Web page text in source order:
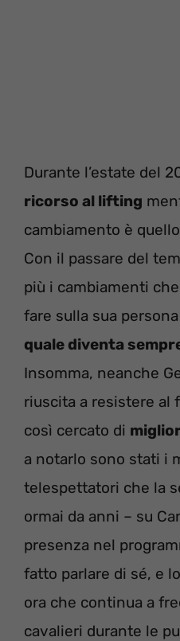
Durante l’estate del
ricorso al lifting
cambiamento è
Con il passare del
più i cambiamenti
fare sulla sua
quale diventa
Insomma, neanche
riuscita a resistere al
così cercato di
a notarlo sono stati i
telespettatori che la
ormai da anni – su
presenza nel
fatto parlare di sé, e
ora che continua a
cavalieri durante le